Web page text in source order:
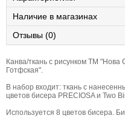
Наличие в магазинах
Отзывы (0)
Канва/ткань с рисунком ТМ
Готфская".
В набор входит: ткань с
цветов бисера PRECIOSA и Two
Используется 8 цветов бисера.